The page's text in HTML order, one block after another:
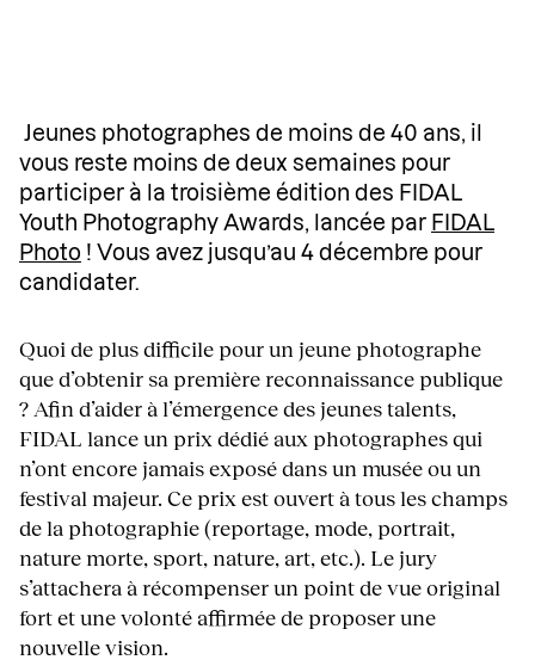
Jeunes photographes de moins de 40 ans, il
vous reste moins de deux semaines pour
participer à la troisième édition des FIDAL
Youth Photography Awards, lancée par FIDAL
Photo ! Vous avez jusqu’au 4 décembre pour
candidater.
Quoi de plus difficile pour un jeune photographe
que d’obtenir sa première reconnaissance publique
? Afin d’aider à l’émergence des jeunes talents,
FIDAL lance un prix dédié aux photographes qui
n’ont encore jamais exposé dans un musée ou un
festival majeur. Ce prix est ouvert à tous les champs
de la photographie (reportage, mode, portrait,
nature morte, sport, nature, art, etc.). Le jury
s’attachera à récompenser un point de vue original
fort et une volonté affirmée de proposer une
nouvelle vision.